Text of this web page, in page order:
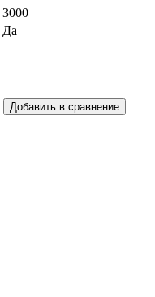
3000
Да
Добавить в сравнение